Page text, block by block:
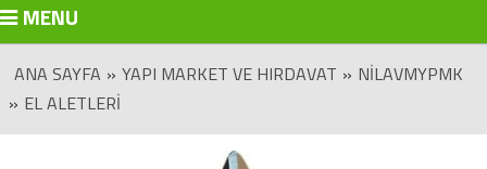
MENU
ANA SAYFA » YAPI MARKET VE HIRDAVAT » NILAVMYPMK
» EL ALETLERI